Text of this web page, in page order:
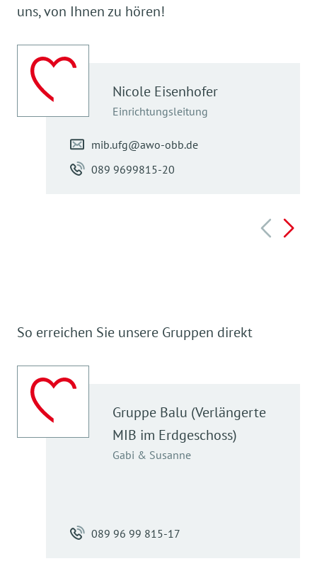
Hier geht's zum Download
uns, von Ihnen zu hören!
Nicole Eisenhofer
Einrichtungsleitung
mib.ufg@awo-obb.de
089 9699815-20
So erreichen Sie unsere Gruppen direkt
Gruppe Balu (Verlängerte
MIB im Erdgeschoss)
Gabi & Susanne
089 96 99 815-17